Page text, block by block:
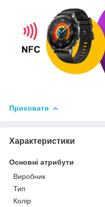
Приховати
Характеристики
Основні атрибути
Виробник
Тип
Колір